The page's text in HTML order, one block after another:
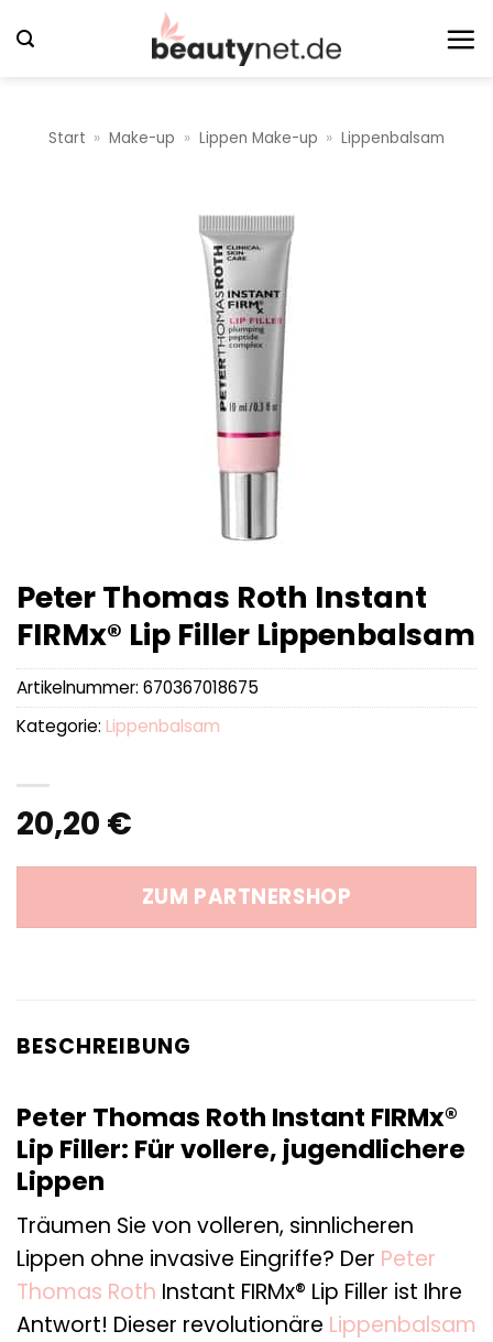
Inhalt
Start » Make-up » Lippen Make-up » Lippenbalsam
Peter Thomas Roth Instant
FIRMx® Lip Filler Lippenbalsam
20,20 €
ZUM PARTNERSHOP
Artikelnummer: 670367018675
Kategorie: Lippenbalsam
BESCHREIBUNG
Peter Thomas Roth Instant FIRMx®
Lip Filler: Für vollere, jugendlichere
Lippen
Träumen Sie von volleren, sinnlicheren
Lippen ohne invasive Eingriffe? Der Peter
Thomas Roth Instant FIRMx® Lip Filler ist Ihre
Antwort! Dieser revolutionäre Lippenbalsam